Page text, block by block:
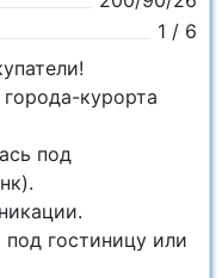
1 / 6
курорта
под
гостиницу или